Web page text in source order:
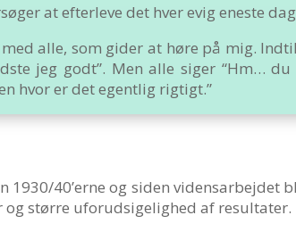
at efterleve det hver evig eneste
alle, som gider at høre på mig.
jeg godt”. Men alle siger “Hm… du
hvor er det egentlig rigtigt.”
1930/40’erne og siden vidensarbejdet
større uforudsigelighed af resultater.